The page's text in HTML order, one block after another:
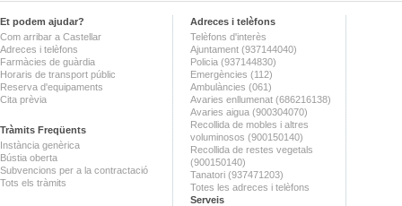
Et podem ajudar?
Com arribar a Castellar
Adreces i telèfons
Farmàcies de guàrdia
Horaris de transport públic
Reserva d'equipaments
Cita prèvia
Tràmits Freqüents
Instància genèrica
Bústia oberta
Subvencions per a la contractació
Tots els tràmits
Adreces i telèfons
Telèfons d'interès
Ajuntament (937144040)
Policia (937144830)
Emergències (112)
Ambulàncies (061)
Avaries enllumenat (686216138)
Avaries aigua (900304070)
Recollida de mobles i altres
voluminosos (900150140)
Recollida de restes vegetals
(900150140)
Tanatori (937471203)
Totes les adreces i telèfons
Serveis